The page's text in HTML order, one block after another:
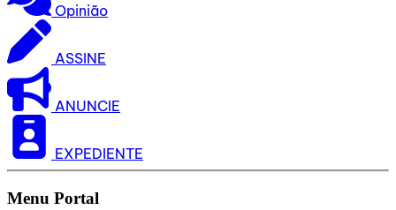
Opinião
ASSINE
ANUNCIE
EXPEDIENTE
Menu Portal